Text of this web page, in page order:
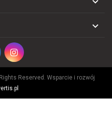

Reserved. Wsparcie i rozwój